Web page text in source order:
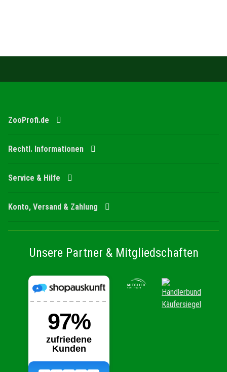
ZooProfi.de
Rechtl. Informationen
Service & Hilfe
Konto, Versand & Zahlung
Unsere Partner & Mitgliedschaften